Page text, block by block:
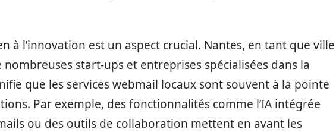
à l’innovation est un aspect crucial. Nantes, en tant que ville
start-ups et entreprises spécialisées dans la
que les services webmail locaux sont souvent à la pointe
Par exemple, des fonctionnalités comme l’IA intégrée
ou des outils de collaboration mettent en avant les